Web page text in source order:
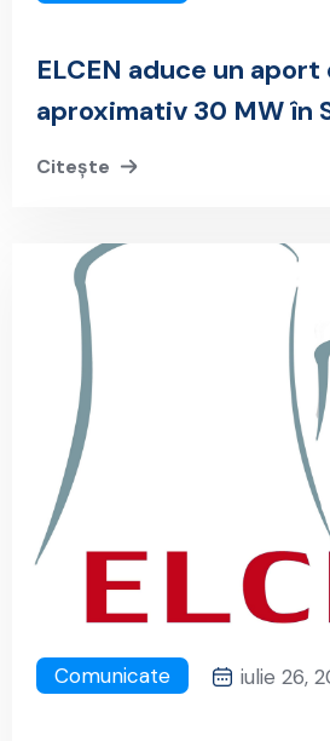
ELCEN aduce un aport
aproximativ 30 MW în
Energetic Național prin
Citește
Comunicate iulie 26,